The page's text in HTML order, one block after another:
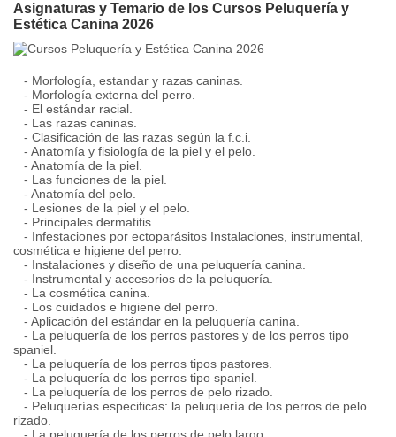
Asignaturas y Temario de los Cursos Peluquería y
Estética Canina 2026
- Morfología, estandar y razas caninas.
- Morfología externa del perro.
- El estándar racial.
- Las razas caninas.
- Clasificación de las razas según la f.c.i.
- Anatomía y fisiología de la piel y el pelo.
- Anatomía de la piel.
- Las funciones de la piel.
- Anatomía del pelo.
- Lesiones de la piel y el pelo.
- Principales dermatitis.
- Infestaciones por ectoparásitos Instalaciones, instrumental,
cosmética e higiene del perro.
- Instalaciones y diseño de una peluquería canina.
- Instrumental y accesorios de la peluquería.
- La cosmética canina.
- Los cuidados e higiene del perro.
- Aplicación del estándar en la peluquería canina.
- La peluquería de los perros pastores y de los perros tipo
spaniel.
- La peluquería de los perros tipos pastores.
- La peluquería de los perros tipo spaniel.
- La peluquería de los perros de pelo rizado.
- Peluquerías especificas: la peluquería de los perros de pelo
rizado.